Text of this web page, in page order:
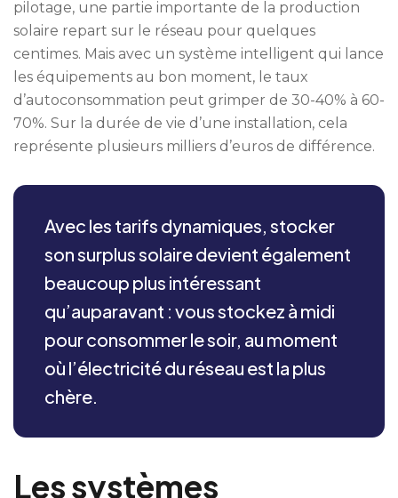
pilotage, une partie importante de la production
solaire repart sur le réseau pour quelques
centimes. Mais avec un système intelligent qui lance
les équipements au bon moment, le taux
d’autoconsommation peut grimper de 30-40% à 60-
70%. Sur la durée de vie d’une installation, cela
représente plusieurs milliers d’euros de différence.
Avec les tarifs dynamiques, stocker
son surplus solaire devient également
beaucoup plus intéressant
qu’auparavant : vous stockez à midi
pour consommer le soir, au moment
où l’électricité du réseau est la plus
chère.
Les systèmes